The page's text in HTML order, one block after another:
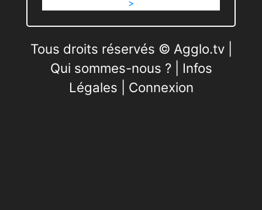
>
Tous droits réservés © Agglo.tv |
Qui sommes-nous ?| Infos
Légales
Connexion